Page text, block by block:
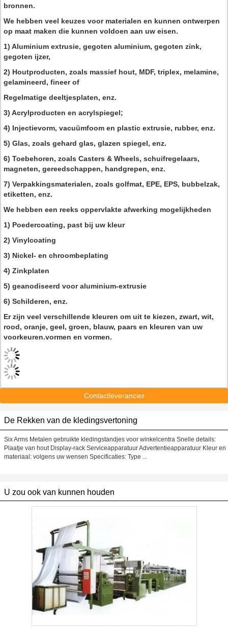
bronnen.
We hebben veel keuzes voor materialen en kunnen ontwerpen
op maat maken die kunnen voldoen aan uw eisen.
1) Aluminium extrusie, gegoten aluminium, gegoten zink,
gegoten ijzer,
2) Houtproducten, zoals massief hout, MDF, triplex, melamine,
gelamineerd, fineer of
Regelmatige deeltjesplaten, enz.
3) Acrylproducten en acrylspiegel;
4) Injectievorm, vacuümfoom en plastic extrusie, rubber, enz.
5) Glas, zoals gehard glas, glazen spiegel, enz.
6) Toebehoren, zoals Casters & Wheels, schuifregelaars,
magneten, gereedschappen, handgrepen, enz.
7) Verpakkingsmaterialen, zoals golfmat, EPE, EPS, bubbelzak,
etiketten, enz.
We hebben een reeks oppervlakte afwerking mogelijkheden
1) Poedercoating, past bij uw kleur
2) Vinylcoating
3) Nickel- en chroombeplating
4) Zinkplaten
5) geanodiseerd voor aluminium-extrusie
6) Schilderen, enz.
Er zijn veel verschillende kleuren om uit te kiezen, zwart, wit,
rood, oranje, geel, groen, blauw, paars en kleuren van uw
voorkeuren.vormen en vormen.
Contactleverancier
De Rekken van de kledingsvertoning
Six Arms Metalen gebruikte kledingstandjes voor winkelcentra Snelle details:
Plaatje van hout Display-rack Serviceapparatuur Advertentieapparatuur Kleur en
materiaal: volgens uw wensen Specificaties: Type ...
U zou ook van kunnen houden